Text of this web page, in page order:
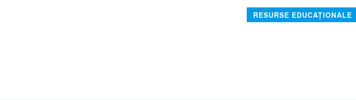
RESURSE EDUCAȚIONALE